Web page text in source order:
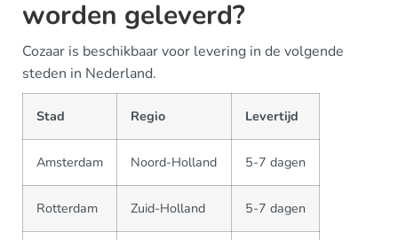
worden geleverd?
Cozaar is beschikbaar voor levering in de volgende
steden in Nederland.
Stad Regio Levertijd
Amsterdam Noord-Holland 5-7 dagen
Rotterdam Zuid-Holland 5-7 dagen